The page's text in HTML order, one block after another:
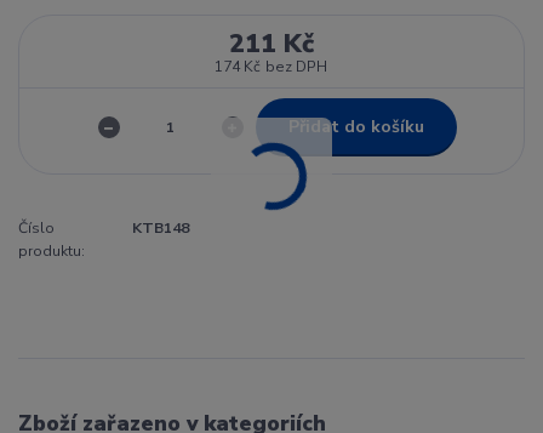
211 Kč
174 Kč bez DPH
Přidat do košíku
Číslo
produktu:
KTB148
Zboží zařazeno v kategoriích